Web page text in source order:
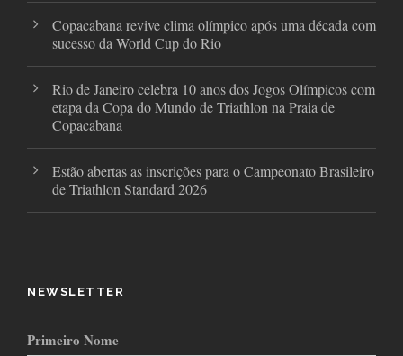
Copacabana revive clima olímpico após uma década com
sucesso da World Cup do Rio
Rio de Janeiro celebra 10 anos dos Jogos Olímpicos com
etapa da Copa do Mundo de Triathlon na Praia de
Copacabana
Estão abertas as inscrições para o Campeonato Brasileiro
de Triathlon Standard 2026
NEWSLETTER
Primeiro Nome